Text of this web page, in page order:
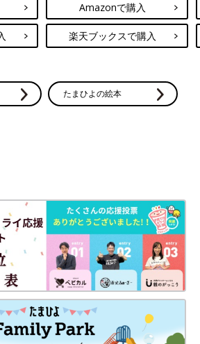
Amazonで購入
楽天ブックスで購入
たまひよの絵本